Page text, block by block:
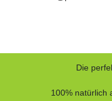
Die
100% natürlich